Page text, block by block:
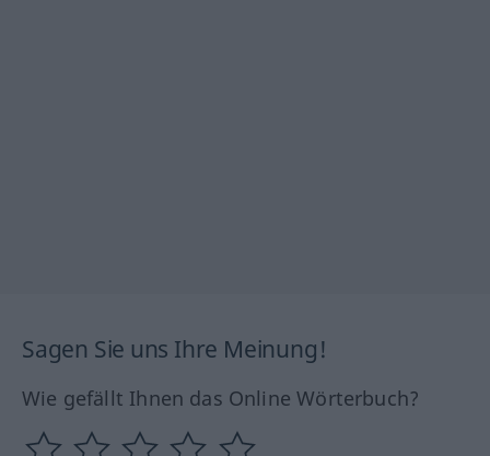
Sagen Sie uns Ihre Meinung!
Wie gefällt Ihnen das Online Wörterbuch?